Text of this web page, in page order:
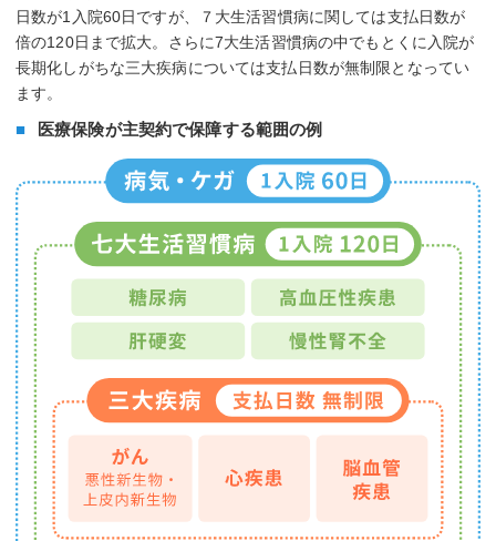
日数が1入院60日ですが、７大生活習慣病に関しては支払日数が
倍の120日まで拡大。さらに7大生活習慣病の中でもとくに入院が
長期化しがちな三大疾病については支払日数が無制限となってい
ます。
医療保険が主契約で保障する範囲の例